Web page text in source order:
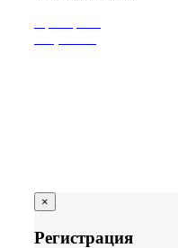
×
Регистрация